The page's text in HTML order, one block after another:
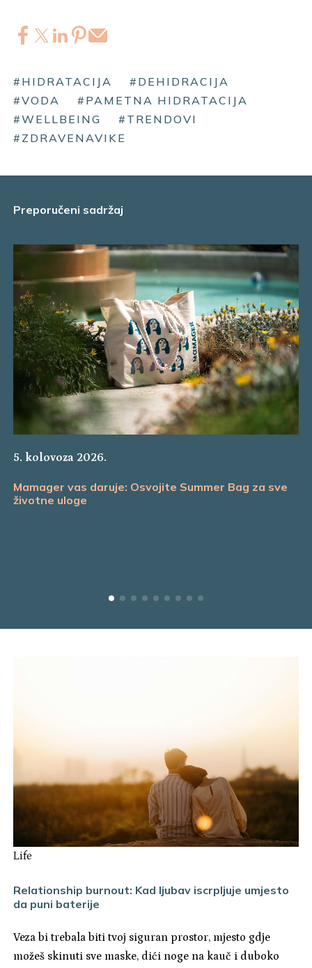
#HIDRATACIJA
#DEHIDRACIJA
#VODA
#PAMETNA HIDRATACIJA
#WELLBEING
#TRENDOVI
#ZDRAVENAVIKE
Preporučeni sadržaj
5. kolovoza 2026.
Mamager vas daruje: Osvojite Summer Bag za sve
životne uloge
Life
Relationship burnout: Kad ljubav iscrpljuje umjesto
da puni baterije
Veza bi trebala biti tvoj siguran prostor, mjesto gdje
možeš skinuti sve maske, dići noge na kauč i duboko